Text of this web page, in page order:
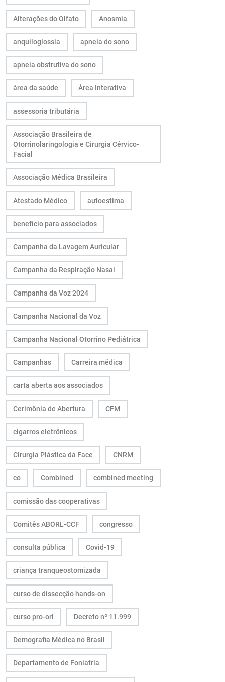
Alterações do Olfato Anosmia
anquiloglossia apneia do sono
apneia obstrutiva do sono
área da saúde Área Interativa
assessoria tributária
Associação Brasileira de
Otorrinolaringologia e Cirurgia Cérvico-
Facial
Associação Médica Brasileira
Atestado Médico autoestima
benefício para associados
Campanha da Lavagem Auricular
Campanha da Respiração Nasal
Campanha da Voz 2024
Campanha Nacional da Voz
Campanha Nacional Otorrino Pediátrica
Campanhas Carreira médica
carta aberta aos associados
Cerimônia de Abertura CFM
cigarros eletrônicos
Cirurgia Plástica da Face CNRM
co Combined combined meeting
comissão das cooperativas
Comitês ABORL-CCF congresso
consulta pública Covid-19
criança tranqueostomizada
curso de dissecção hands-on
curso pro-orl Decreto nº 11.999
Demografia Médica no Brasil
Departamento de Foniatria